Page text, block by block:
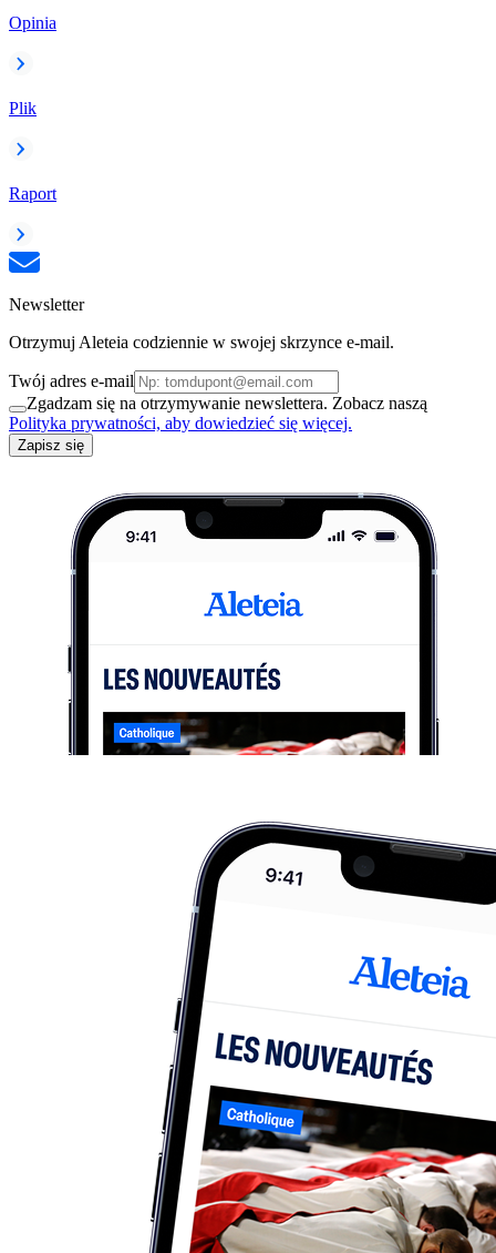
Opinia
Plik
Raport
Newsletter
Otrzymuj Aleteia codziennie w swojej skrzynce e-mail.
Twój adres e-mail
Zgadzam się na otrzymywanie newslettera. Zobacz naszą
Polityka prywatności, aby dowiedzieć się więcej.
Zapisz się